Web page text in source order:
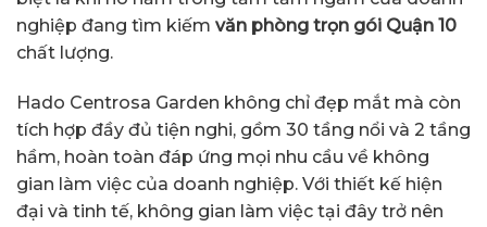
nghiệp đang tìm kiếm văn phòng trọn gói Quận 10
chất lượng.
Hado Centrosa Garden không chỉ đẹp mắt mà còn
tích hợp đầy đủ tiện nghi, gồm 30 tầng nổi và 2 tầng
hầm, hoàn toàn đáp ứng mọi nhu cầu về không
gian làm việc của doanh nghiệp. Với thiết kế hiện
đại và tinh tế, không gian làm việc tại đây trở nên